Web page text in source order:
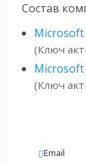
Состав
Microsoft
(Ключ
Microsoft
(Ключ
Email